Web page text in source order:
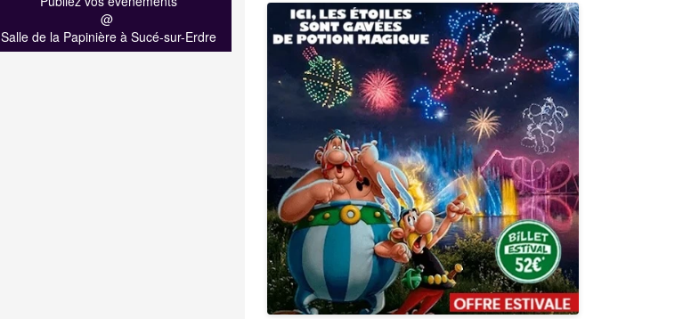
@
Salle de la Papinière à Sucé-sur-Erdre